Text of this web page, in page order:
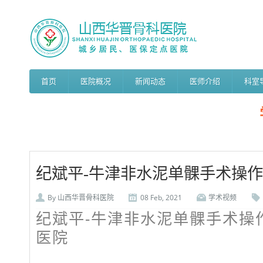
首页 医院概况 新闻动态 医师介绍 科室
纪斌平-牛津非水泥单髁手术操作
By 山西华晋骨科医院 08 Feb, 2021 学术视频
纪斌平-牛津非水泥单髁手术
医院